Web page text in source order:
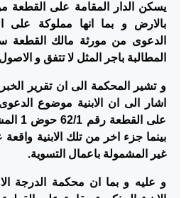
يسكن الدار المقامة على القطعة
بالارض و بما انها مملوكة
الدعوى من مورثة مالك القطعة
المطالبة باجر المثل لا تتفق و
اشار الى ان الابنية موضوع
على
غير المشمولة باعمال التسوية.
و عليه و بما ان محكمة الدرجة